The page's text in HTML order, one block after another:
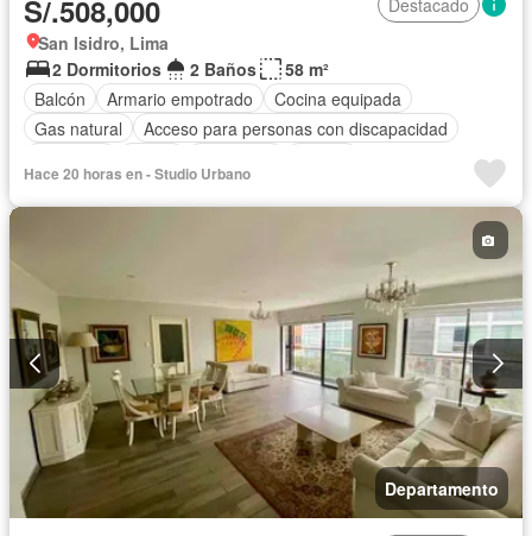
S/.508,000
Destacado
San Isidro, Lima
2 Dormitorios
2 Baños
58 m²
Balcón
Armario empotrado
Cocina equipada
Gas natural
Acceso para personas con discapacidad
Permite mascotas
Permite niños
Hace 20 horas en - Studio Urbano
Departamento